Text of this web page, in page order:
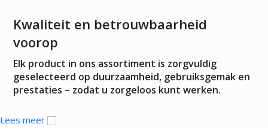
Kwaliteit en betrouwbaarheid
voorop
Elk product in ons assortiment is zorgvuldig
geselecteerd op duurzaamheid, gebruiksgemak en
prestaties – zodat u zorgeloos kunt werken.
Lees meer